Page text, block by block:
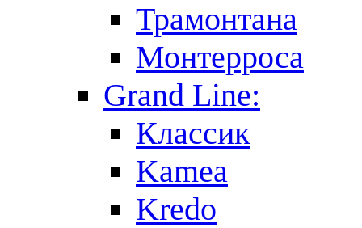
Трамонтана
Монтерроса
Grand Line:
Классик
Kamea
Kredo